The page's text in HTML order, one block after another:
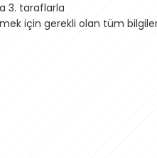
3. taraflarla
için gerekli olan tüm